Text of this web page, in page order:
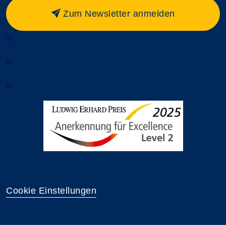
Zum Newsletter anmelden
a
a
a
Cookie Einstellungen